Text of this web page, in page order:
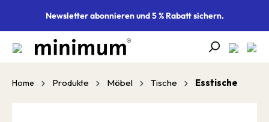
springenNewsletter abonnieren und 5 % Rabatt sichern.
Home Produkte Möbel Tische Esstische